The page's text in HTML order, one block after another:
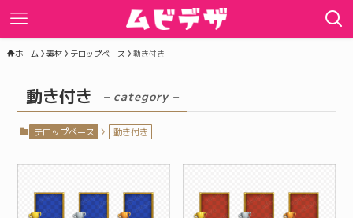
ホーム 素材 テロップベース 動き付き
動き付き – category –
テロップベース 動き付き